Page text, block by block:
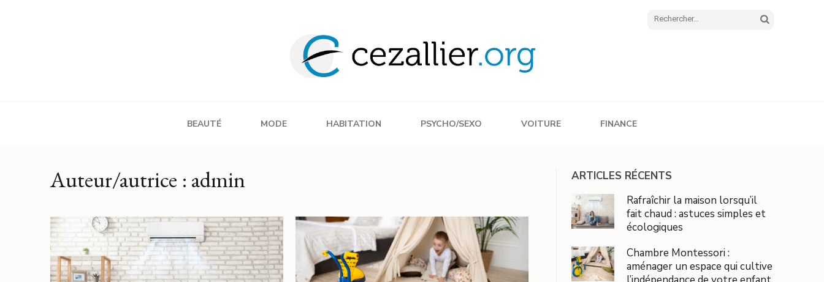
Rechercher :
BEAUTÉ MODE HABITATION PSYCHO/SEXO VOITURE FINANCE
Auteur/autrice : admin
ARTICLES RÉCENTS
Rafraîchir la maison lorsqu’il
fait chaud : astuces simples et
écologiques
Chambre Montessori :
aménager un espace qui cultive